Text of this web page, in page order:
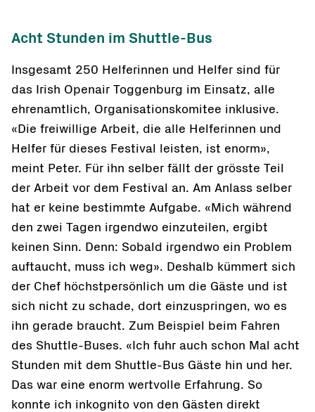
Acht Stunden im Shuttle-Bus
Insgesamt 250 Helferinnen und Helfer sind für
das Irish Openair Toggenburg im Einsatz, alle
ehrenamtlich, Organisationskomitee inklusive.
«Die freiwillige Arbeit, die alle Helferinnen und
Helfer für dieses Festival leisten, ist enorm»,
meint Peter. Für ihn selber fällt der grösste Teil
der Arbeit vor dem Festival an. Am Anlass selber
hat er keine bestimmte Aufgabe. «Mich während
den zwei Tagen irgendwo einzuteilen, ergibt
keinen Sinn. Denn: Sobald irgendwo ein Problem
auftaucht, muss ich weg». Deshalb kümmert sich
der Chef höchstpersönlich um die Gäste und ist
sich nicht zu schade, dort einzuspringen, wo es
ihn gerade braucht. Zum Beispiel beim Fahren
des Shuttle-Buses. «Ich fuhr auch schon Mal acht
Stunden mit dem Shuttle-Bus Gäste hin und her.
Das war eine enorm wertvolle Erfahrung. So
konnte ich inkognito von den Gästen direkt